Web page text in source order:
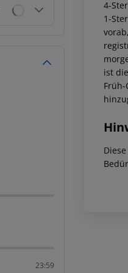
23:59
4-
1-
ist